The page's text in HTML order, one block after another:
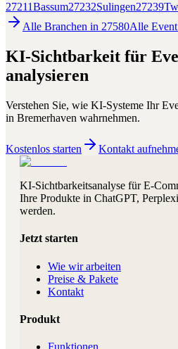
27211Bassum27232Sulingen27239
Alle Branchen in 27580Alle
KI-Sichtbarkeit für
analysieren
Verstehen Sie, wie KI-Systeme Ihr
in Bremerhaven wahrnehmen.
Kostenlos starten Kontakt
KI-Sichtbarkeitsanalyse für E-
Ihre Produkte in ChatGPT,
werden.
Jetzt starten
Wie wir arbeiten
Preise & Pakete
Kontakt
Produkt